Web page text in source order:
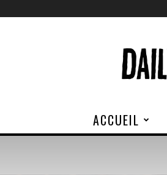
ACCUEIL